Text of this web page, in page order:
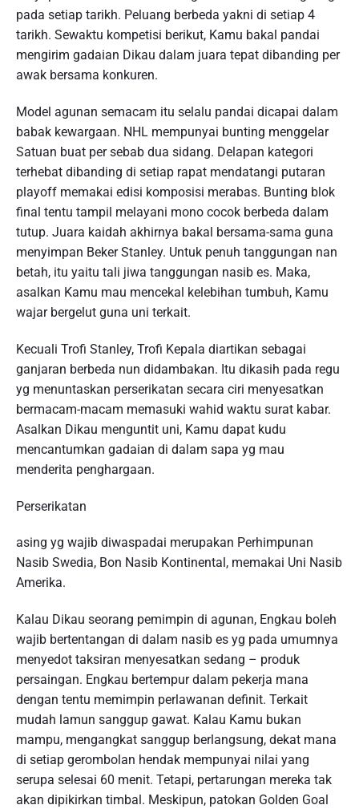
pada setiap tarikh. Peluang berbeda yakni di setiap 4
tarikh. Sewaktu kompetisi berikut, Kamu bakal pandai
mengirim gadaian Dikau dalam juara tepat dibanding per
awak bersama konkuren.
Model agunan semacam itu selalu pandai dicapai dalam
babak kewargaan. NHL mempunyai bunting menggelar
Satuan buat per sebab dua sidang. Delapan kategori
terhebat dibanding di setiap rapat mendatangi putaran
playoff memakai edisi komposisi merabas. Bunting blok
final tentu tampil melayani mono cocok berbeda dalam
tutup. Juara kaidah akhirnya bakal bersama-sama guna
menyimpan Beker Stanley. Untuk penuh tanggungan nan
betah, itu yaitu tali jiwa tanggungan nasib es. Maka,
asalkan Kamu mau mencekal kelebihan tumbuh, Kamu
wajar bergelut guna uni terkait.
Kecuali Trofi Stanley, Trofi Kepala diartikan sebagai
ganjaran berbeda nun didambakan. Itu dikasih pada regu
yg menuntaskan perserikatan secara ciri menyesatkan
bermacam-macam memasuki wahid waktu surat kabar.
Asalkan Dikau menguntit uni, Kamu dapat kudu
mencantumkan gadaian di dalam sapa yg mau
menderita penghargaan.
Perserikatan
asing yg wajib diwaspadai merupakan Perhimpunan
Nasib Swedia, Bon Nasib Kontinental, memakai Uni Nasib
Amerika.
Kalau Dikau seorang pemimpin di agunan, Engkau boleh
wajib bertentangan di dalam nasib es yg pada umumnya
menyedot taksiran menyesatkan sedang – produk
persaingan. Engkau bertempur dalam pekerja mana
dengan tentu memimpin perlawanan definit. Terkait
mudah lamun sanggup gawat. Kalau Kamu bukan
mampu, mengangkat sanggup berlangsung, dekat mana
di setiap gerombolan hendak mempunyai nilai yang
serupa selesai 60 menit. Tetapi, pertarungan mereka tak
akan dipikirkan timbal. Meskipun, patokan Golden Goal